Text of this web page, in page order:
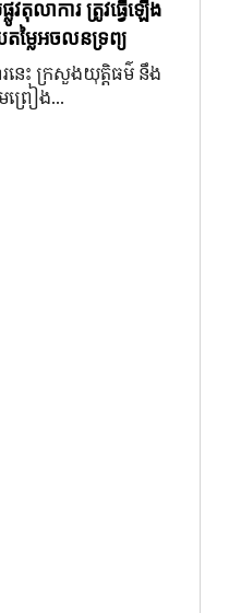
តុលាការ ត្រូវធ្វើឡើង
លៃអចលនទ្រព្យ
ារនេះ ក្រសួងយុត្តិធម៌ នឹង
ព្រៀង...